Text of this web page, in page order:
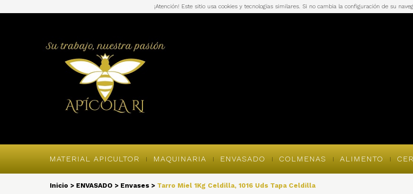
¡Atención! Este sitio usa cookies y tecnologías similares. Si no cambia la configuración de su
MATERIAL APICULTOR MAQUINARIA ENVASADO COLMENAS ALIMENTO
Inicio > ENVASADO > Envases > Tarro Miel 1Kg Celdilla, 1016 Uds Tapa Celdilla